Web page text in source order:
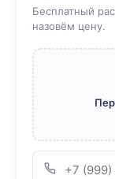
Бесплатный
назовём цену.